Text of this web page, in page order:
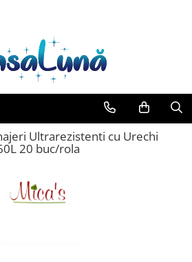
Cu
ml
400 ml
Ultrarezistenti cu Urechi
20 buc/rola